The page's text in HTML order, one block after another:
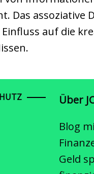
Das assoziative
auf die
Über
Blog
Geld